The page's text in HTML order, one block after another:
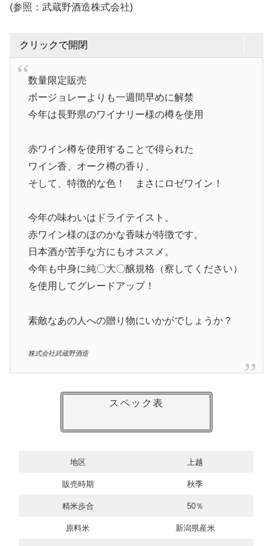
(参照：武蔵野酒造株式会社)
クリックで開閉
数量限定販売
ボージョレーよりも一週間早めに解禁
今年は長野県のワイナリー様の樽を使用
赤ワイン樽を使用することで得られた
ワイン香、オーク樽の香り、
そして、特徴的な色！ まさにロゼワイン！
今年の味わいはドライテイスト。
赤ワイン様のほのかな香味が特徴です。
日本酒が苦手な方にもオススメ。
今年も中身に純〇大〇醸規格（察してください）
を使用してグレードアップ！
素敵なあの人への贈り物にいかがでしょうか？
株式会社武蔵野酒造
スペック表
地区 上越
販売時期 秋季
精米歩合 50％
原料米 新潟県産米